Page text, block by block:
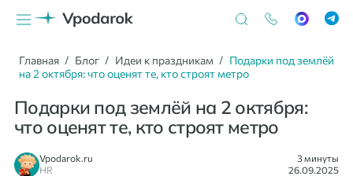
Главная Блог Идеи к праздникам
Подарки под землёй
на 2 октября: что оценят те, кто строят метро
Подарки под землёй на 2 октября:
что оценят те, кто строят метро
Vpodarok.ru
HR
3 минуты
26.09.2025